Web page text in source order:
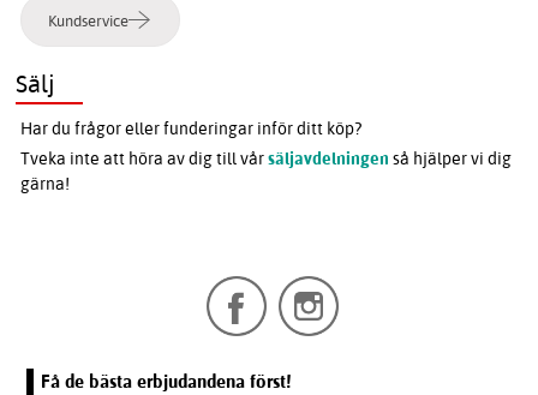
Kundservice
Sälj
Har du frågor eller funderingar inför ditt köp?
Tveka inte att höra av dig till vårsäljavdelningen så hjälper vi dig
gärna!
Få de bästa erbjudandena först!